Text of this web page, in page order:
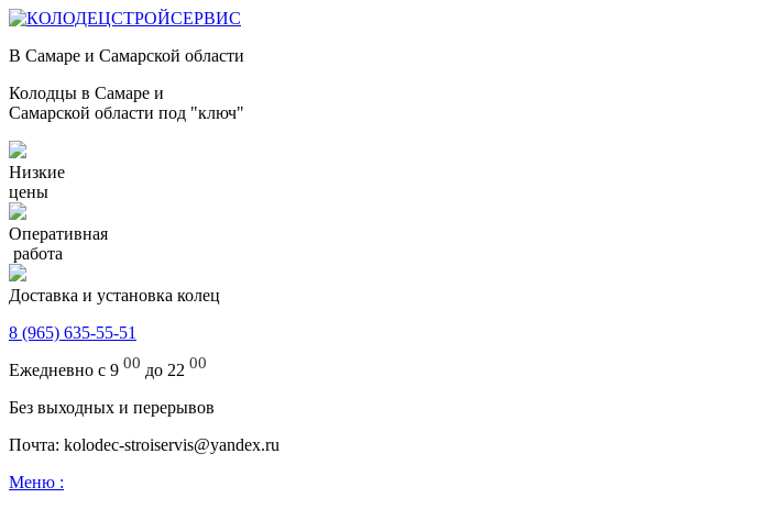
В Самаре и Самарской области
Колодцы в Самаре и
Самарской области под "ключ"
Низкие
цены
Оперативная
работа
Доставка и установка колец
8 (965) 635-55-51
Ежедневно с 9 00 до 22 00
Без выходных и перерывов
Почта: kolodec-stroiservis@yandex.ru
Меню :